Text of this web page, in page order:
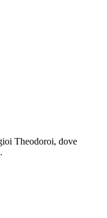
Theodoroi, dove